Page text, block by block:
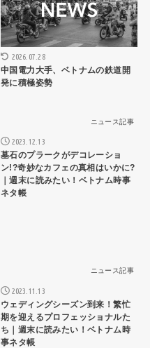
2026.07.28
中国電力大手、ベトナムの鉄道開
発に積極姿勢
ニュース記事
2023.12.13
墓石のプラークがデコレーショ
ン!?奇妙なカフェの真相はいかに?
｜週末に読みたい！ベトナム時事
ネタ帳
ニュース記事
2023.11.13
ウェディングシーズン到来！繁忙
期を迎えるプロフェッショナルた
ち｜週末に読みたい！ベトナム時
事ネタ帳